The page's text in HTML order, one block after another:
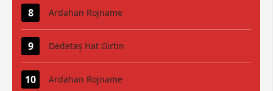
Ardahan Rojname
Dedetaş Hat Girtin
Ardahan Rojname